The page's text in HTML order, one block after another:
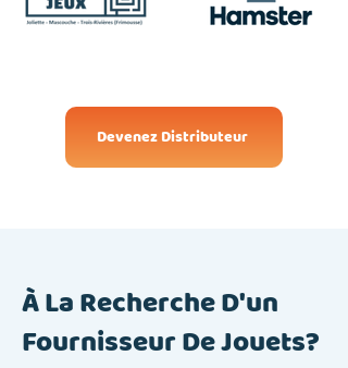
Devenez Distributeur
À La Recherche D'un
Fournisseur De Jouets?